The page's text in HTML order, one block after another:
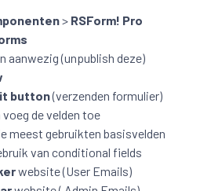
> RSForm! Pro
aanwezig (unpublish deze)
button(verzenden formulier)
voeg de velden toe
meest gebruikten basisvelden
van conditional fields
website (User Emails)